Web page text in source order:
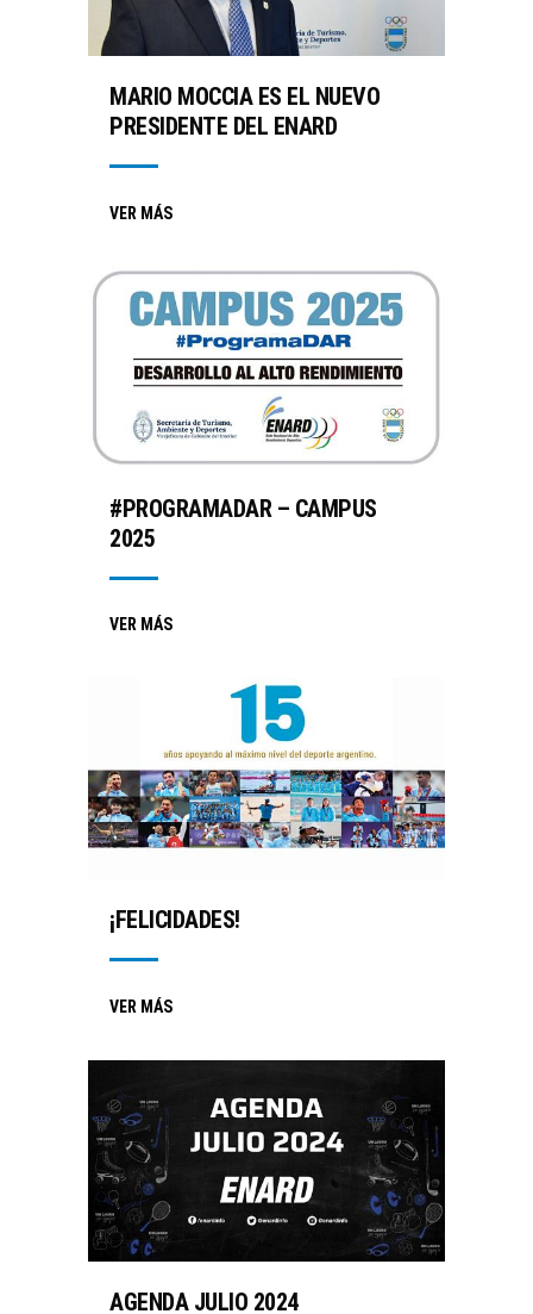
MARIO MOCCIA ES EL NUEVO
PRESIDENTE DEL ENARD
VER MÁS
#PROGRAMADAR – CAMPUS
2025
VER MÁS
¡FELICIDADES!
VER MÁS
AGENDA JULIO 2024